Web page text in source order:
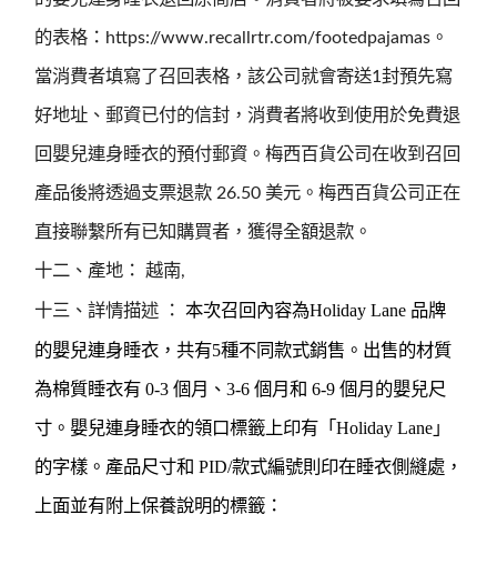
的表格：https://www.recallrtr.com/footedpajamas。
當消費者填寫了召回表格，該公司就會寄送1封預先寫
好地址、郵資已付的信封，消費者將收到使用於免費退
回嬰兒連身睡衣的預付郵資。梅西百貨公司在收到召回
產品後將透過支票退款 26.50 美元。梅西百貨公司正在
直接聯繫所有已知購買者，獲得全額退款。
十二、產地： 越南,
十三、詳情描述 ： 本次召回內容為Holiday Lane 品牌
的嬰兒連身睡衣，共有5種不同款式銷售。出售的材質
為棉質睡衣有0-3 個月、 3-6 個月和 6-9 個月的嬰兒尺
寸。嬰兒連身睡衣的領口標籤上印有「Holiday Lane」
的字樣。產品尺寸和 PID/款式編號則印在睡衣側縫處，
上面並有附上保養說明的標籤：